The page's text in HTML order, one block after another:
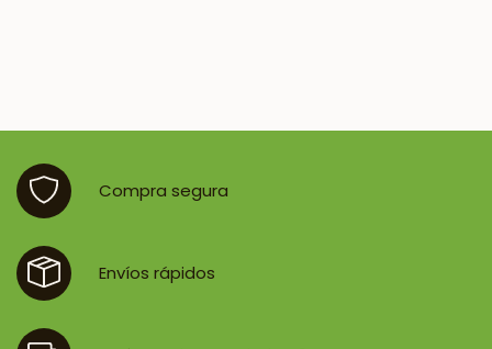
Compra segura
Envíos rápidos